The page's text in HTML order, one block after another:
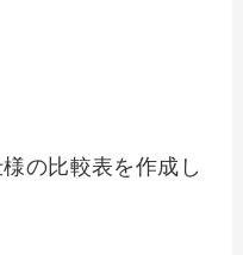
の比較表を作成し